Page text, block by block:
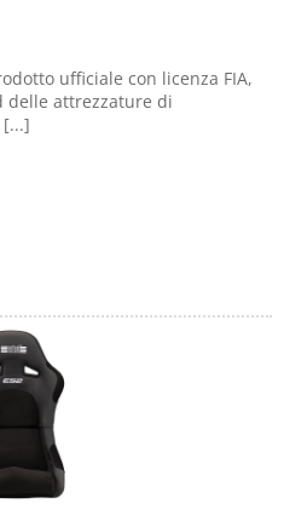
ufficiale con licenza FIA,
delle attrezzature di